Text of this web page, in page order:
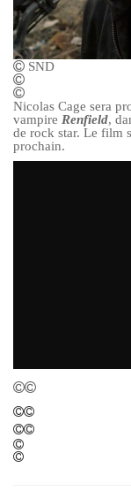
SND
Nicolas Cage sera
vampire Renfield ,
de rock star. Le film
prochain.